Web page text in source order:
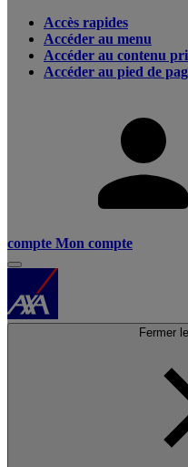
Accès rapides
Accéder au menu
Accéder au contenu
Accéder au pied de
compte Mon compte
Fermer